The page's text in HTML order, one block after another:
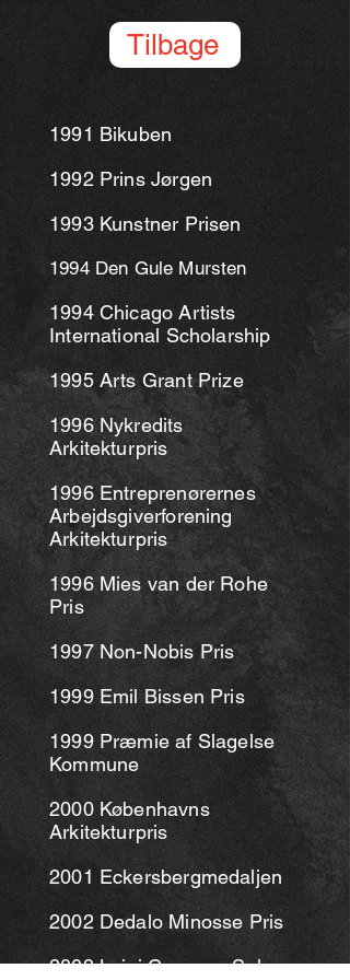
Tilbage
1991 Bikuben
1992 Prins Jørgen
1993 Kunstner Prisen
1994 Den Gule Mursten
1994 Chicago Artists
International Scholarship
1995 Arts Grant Prize
1996 Nykredits
Arkitekturpris
1996 Entreprenørernes
Arbejdsgiverforening
Arkitekturpris
1996 Mies van der Rohe
Pris
1997 Non-Nobis Pris
1999 Emil Bissen Pris
1999 Præmie af Slagelse
Kommune
2000 Københavns
Arkitekturpris
2001 Eckersbergmedaljen
2002 Dedalo Minosse Pris
2003 Luigi Cosenza Sølv